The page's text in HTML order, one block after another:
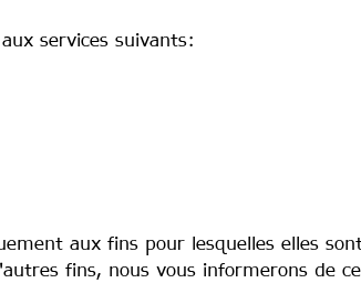
services suivants:
aux fins pour lesquelles elles
fins, nous vous informerons de